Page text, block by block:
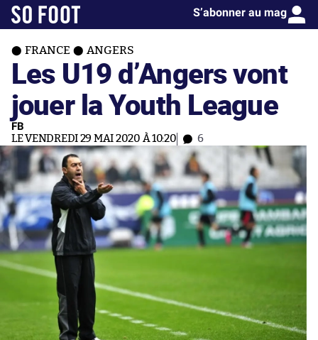
S’abonner au mag
FRANCE ANGERS
Les U19 d’Angers vont
jouer la Youth League
FB
LE VENDREDI 29 MAI 2020 À 10:20 6